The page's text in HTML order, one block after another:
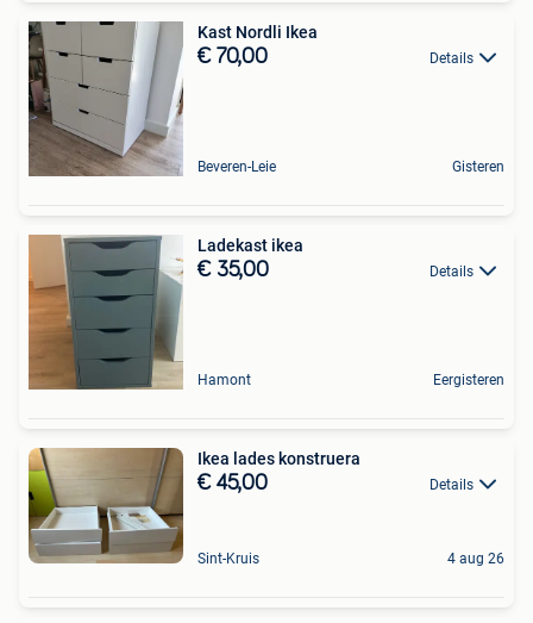
Kast Nordli Ikea
€ 70,00 Details
Beveren-Leie Gisteren
Ladekast ikea
€ 35,00 Details
Hamont Eergisteren
Ikea lades konstruera
€ 45,00 Details
Sint-Kruis 4 aug 26